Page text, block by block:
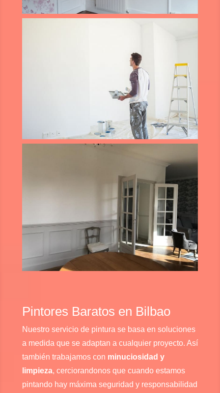
Pintores Baratos en Bilbao
Nuestro servicio de pintura se basa en soluciones
a medida que se adaptan a cualquier proyecto. Así
también trabajamos con minuciosidad y
limpieza, cerciorandonos que cuando estamos
pintando hay máxima seguridad y responsabilidad